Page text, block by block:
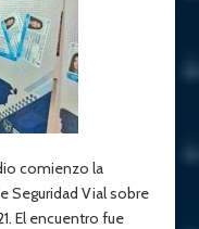
comienzo la
Seguridad Vial sobre
El encuentro fue